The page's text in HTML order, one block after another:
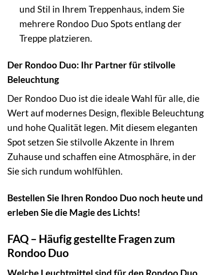
und Stil in Ihrem Treppenhaus, indem Sie
mehrere Rondoo Duo Spots entlang der
Treppe platzieren.
Der Rondoo Duo: Ihr Partner für stilvolle
Beleuchtung
Der Rondoo Duo ist die ideale Wahl für alle, die
Wert auf modernes Design, flexible Beleuchtung
und hohe Qualität legen. Mit diesem eleganten
Spot setzen Sie stilvolle Akzente in Ihrem
Zuhause und schaffen eine Atmosphäre, in der
Sie sich rundum wohlfühlen.
Bestellen Sie Ihren Rondoo Duo noch heute und
erleben Sie die Magie des Lichts!
FAQ – Häufig gestellte Fragen zum
Rondoo Duo
Welche Leuchtmittel sind für den Rondoo Duo